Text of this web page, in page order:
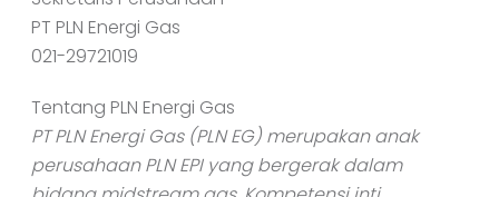
PT PLN Energi Gas
021-29721019
Tentang PLN Energi Gas
PT PLN Energi Gas (PLN EG) merupakan anak
perusahaan PLN EPI yang bergerak dalam